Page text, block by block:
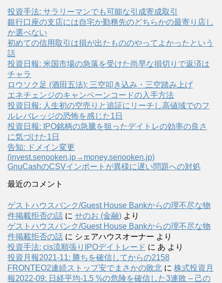
投資手法: サラリーマンでも可能な引成寄成取引
銀行口座の支店には自宅か勤務先のどちらかの最寄り店し
か選べない
初めての信用取引は損が出たもののやってよかったという
話
投資日報: 米国市場の急落を受けた尚早な損切りで返済は
チャラ
ロウソク足 (酒田五法): 三空叩き込み・三空踏み上げ
エネチェンジのキャンペーンコードの入手方法
投資日報: 人生初の空売りと追証にリーチし高値域でのフ
ルレバレッジの恐怖を感じた1日
投資日報: IPO銘柄の急騰を狙ったデイトレの効率の良さ
に気づけた1日
告知: ドメイン変更
(invest.senooken.jp→money.senooken.jp)
GnuCashのCSVインポートが異様に遅い問題への対処
最近のコメント
ゲストハウスバンク/Guest House Bankからの理不尽な物
件掲載拒否の話 に せのお (金融) より
ゲストハウスバンク/Guest House Bankからの理不尽な物
件掲載拒否の話 に シェアハウスオーナー より
投資手法: cis流順張りIPOデイトレード に あ より
投資月報2021-11: 勝ちを確信してからの2158
FRONTEO2連続ストップ安でまさかの敗北 に 株式投資月
報2022-09: 日経平均-1.5 %の危険を確信した3連敗 – 己の